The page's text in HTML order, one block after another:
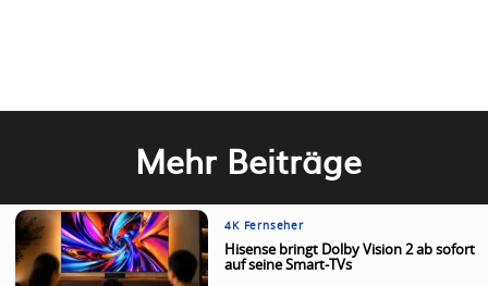
Mehr Beiträge
4K Fernseher
Hisense bringt Dolby Vision 2 ab sofort
auf seine Smart-TVs